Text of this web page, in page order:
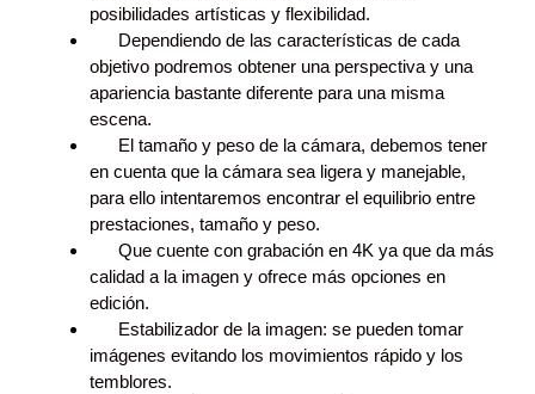
posibilidades artísticas y flexibilidad.
Dependiendo de las características de cada
objetivo podremos obtener una perspectiva y una
apariencia bastante diferente para una misma
escena.
El tamaño y peso de la cámara, debemos tener
en cuenta que la cámara sea ligera y manejable,
para ello intentaremos encontrar el equilibrio entre
prestaciones, tamaño y peso.
Que cuente con grabación en 4K ya que da más
calidad a la imagen y ofrece más opciones en
edición.
Estabilizador de la imagen: se pueden tomar
imágenes evitando los movimientos rápido y los
temblores.